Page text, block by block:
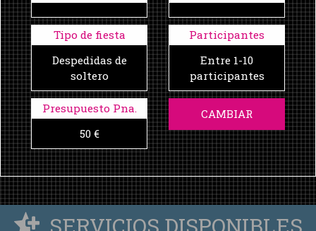
Tipo de fiesta
Despedidas de
soltero
Participantes
Entre 1-10
participantes
Presupuesto Pna.
50 €
CAMBIAR